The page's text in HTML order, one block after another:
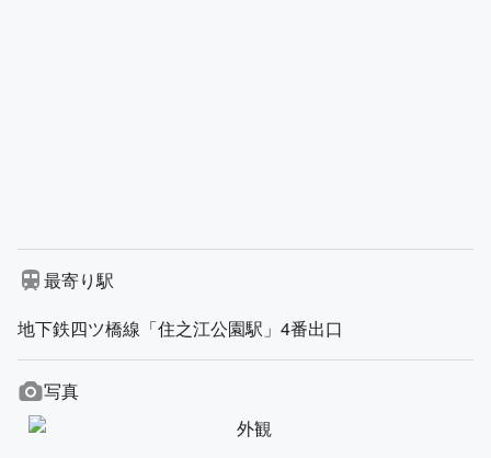
最寄り駅
地下鉄四ツ橋線「住之江公園駅」4番出口
写真